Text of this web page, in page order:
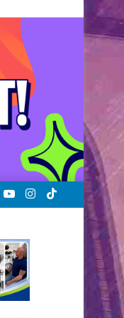
TikTok
Instagram
YouTube
Facebook